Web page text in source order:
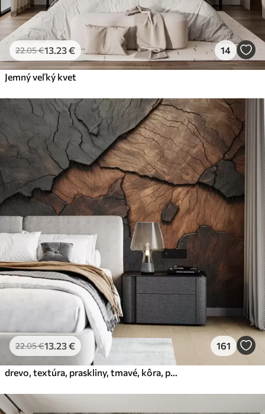
22.05€13.23€ 14
Jemný veľký kvet
22.05€13.23€ 161
drevo, textúra, praskliny, tmavé, kôra, povrch